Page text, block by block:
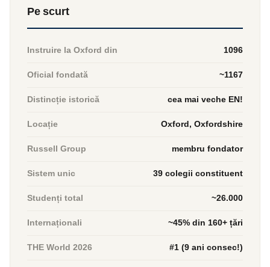
Pe scurt
Instruire la Oxford din 1096
Oficial fondată ~1167
Distincție istorică cea mai veche EN!
Locație Oxford, Oxfordshire
Russell Group membru fondator
Sistem unic 39 colegii constituent
Studenți total ~26.000
Internaționali ~45% din 160+ țări
THE World 2026 #1 (9 ani consec!)